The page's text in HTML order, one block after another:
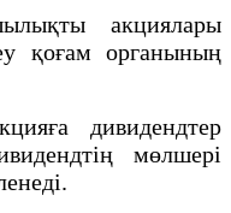
акциялары
қоғам органының
дивидендтер
мөлшері